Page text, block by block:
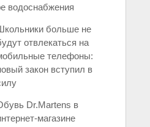
водоснабжения
больше не
отвлекаться на
телефоны:
закон вступил в
Dr.Martens в
магазине